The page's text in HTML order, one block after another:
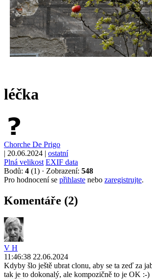
léčka
Chorche De Prigo
| 20.06.2024 | ostatní
Plná velikost EXIF data
Bodů: 4 (1) · Zobrazení: 548
Pro hodnocení se přihlaste nebo zaregistrujte.
Komentáře (2)
V H
11:46:38 22.06.2024
Kdyby šlo ještě ubrat clonu, aby se ta zeď za
tak je to dokonalý, ale kompozičně to je OK :-)